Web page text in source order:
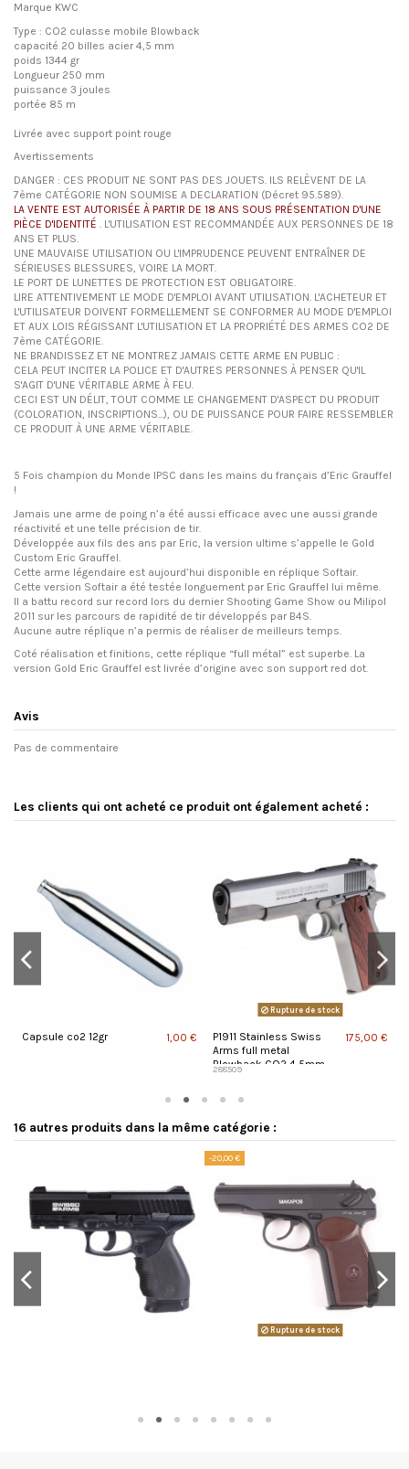
Marque KWC
Type : CO2 culasse mobile Blowback
capacité 20 billes acier 4,5 mm
poids 1344 gr
Longueur 250 mm
puissance 3 joules
portée 85 m
Livrée avec support point rouge
Avertissements
DANGER : CES PRODUIT NE SONT PAS DES JOUETS. ILS RELÈVENT DE LA
7ème CATÉGORIE NON SOUMISE A DECLARATION (Décret 95.589).
LA VENTE EST AUTORISÉE À PARTIR DE 18 ANS SOUS PRÉSENTATION D'UNE
PIÈCE D'IDENTITÉ . L'UTILISATION EST RECOMMANDÉE AUX PERSONNES DE 18
ANS ET PLUS.
UNE MAUVAISE UTILISATION OU L'IMPRUDENCE PEUVENT ENTRAÎNER DE
SÉRIEUSES BLESSURES, VOIRE LA MORT.
LE PORT DE LUNETTES DE PROTECTION EST OBLIGATOIRE.
LIRE ATTENTIVEMENT LE MODE D'EMPLOI AVANT UTILISATION. L'ACHETEUR ET
L'UTILISATEUR DOIVENT FORMELLEMENT SE CONFORMER AU MODE D'EMPLOI
ET AUX LOIS RÉGISSANT L'UTILISATION ET LA PROPRIÉTÉ DES ARMES CO2 DE
7ème CATÉGORIE.
NE BRANDISSEZ ET NE MONTREZ JAMAIS CETTE ARME EN PUBLIC :
CELA PEUT INCITER LA POLICE ET D'AUTRES PERSONNES À PENSER QU'IL
S'AGIT D'UNE VÉRITABLE ARME À FEU.
CECI EST UN DÉLIT, TOUT COMME LE CHANGEMENT D'ASPECT DU PRODUIT
(COLORATION, INSCRIPTIONS...), OU DE PUISSANCE POUR FAIRE RESSEMBLER
CE PRODUIT À UNE ARME VÉRITABLE.
5 Fois champion du Monde IPSC dans les mains du français d’Eric Grauffel
!
Jamais une arme de poing n’a été aussi efficace avec une aussi grande
réactivité et une telle précision de tir.
Développée aux fils des ans par Eric, la version ultime s’appelle le Gold
Custom Eric Grauffel.
Cette arme légendaire est aujourd’hui disponible en réplique Softair.
Cette version Softair a été testée longuement par Eric Grauffel lui même.
Il a battu record sur record lors du dernier Shooting Game Show ou Milipol
2011 sur les parcours de rapidité de tir développés par B4S.
Aucune autre réplique n’a permis de réaliser de meilleurs temps.
Coté réalisation et finitions, cette réplique “full métal” est superbe. La
version Gold Eric Grauffel est livrée d’origine avec son support red dot.
Avis
Pas de commentaire
Les clients qui ont acheté ce produit ont également acheté :
Capsule co2 12gr 1,00 €
Rupture de stock
P1911 Stainless Swiss
Arms full metal
Blowback CO2 4,5mm
288509
175,00 €
16 autres produits dans la même catégorie :
-20,00 €
Rupture de stock